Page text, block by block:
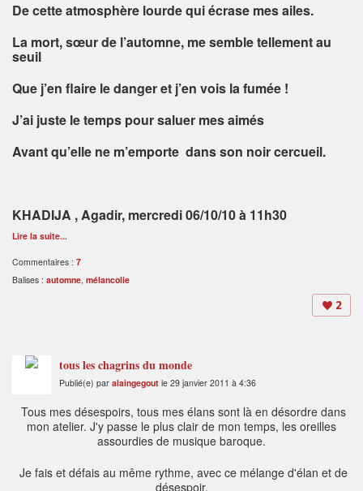
De cette atmosphère lourde qui écrase mes ailes.
La mort, sœur de l’automne, me semble tellement au
seuil
Que j’en flaire le danger et j’en vois la fumée !
J’ai juste le temps pour saluer mes aimés
Avant qu’elle ne m’emporte dans son noir cercueil.
KHADIJA , Agadir, mercredi 06/10/10 à 11h30
Lire la suite...
Commentaires : 7
Balises : automne, mélancolie
2
tous les chagrins du monde
Publié(e) par alaingegout le 29 janvier 2011 à 4:36
Tous mes désespoirs, tous mes élans sont là en désordre dans
mon atelier. J'y passe le plus clair de mon temps, les oreilles
assourdies de musique baroque.
Je fais et défais au même rythme, avec ce mélange d'élan et de
désespoir.